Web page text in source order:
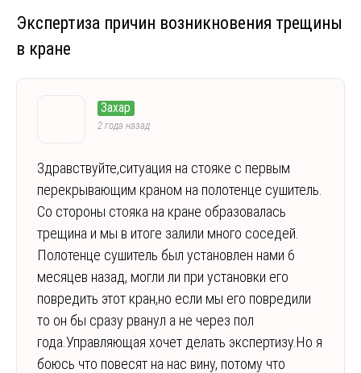
Экспертиза причин возникновения трещины
в кране
Захар
2 года назад
Здравствуйте,ситуация на стояке с первым
перекрывающим краном на полотенце сушитель.
Со стороны стояка на кране образовалась
трещина и мы в итоге залили много соседей.
Полотенце сушитель был установлен нами 6
месяцев назад, могли ли при установки его
повредить этот кран,но если мы его повредили
то он бы сразу рванул а не через пол
года.Управляющая хочет делать экспертизу.Но я
боюсь что повесят на нас вину, потому что